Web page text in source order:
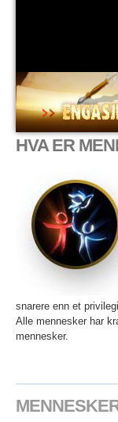
HVA ER
snarere enn et
Alle mennesker har
mennesker.